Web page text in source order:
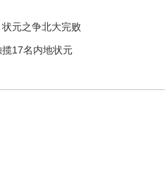
元之争北大完败
17名内地状元